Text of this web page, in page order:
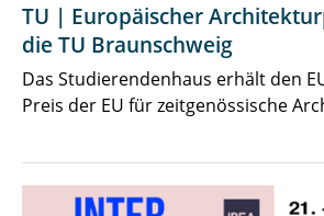
TU | Europäischer
die TU Braunschweig
Das Studierendenhaus erhält den
Preis der EU für zeitgenössische